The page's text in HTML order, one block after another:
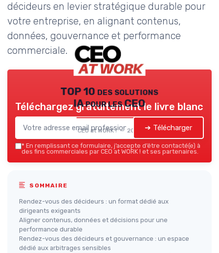
décideurs en levier stratégique durable pour
votre entreprise, en alignant contenus,
données, gouvernance et performance
commerciale.
TOP 10 des solutions
IA pour les CEO
CEO at WORK ! — 2026
Téléchargez gratuitement le livre blanc
➔ Télécharger
* En remplissant ce formulaire, j’accepte d’être contacté(e) à
des fins commerciales par CEO at WORK ! et ses partenaires.
SOMMAIRE
Rendez-vous des décideurs : un format dédié aux
dirigeants exigeants
Aligner contenus, données et décisions pour une
performance durable
Rendez-vous des décideurs et gouvernance : un espace
dédié aux arbitrages sensibles